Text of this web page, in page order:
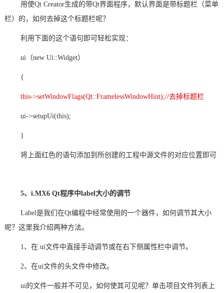
用使Qt Creator生成的带Qt界面程序，默认界面是带标题栏（菜单
栏）的，如何去掉这个标题栏呢？
利用下面的这个语句即可轻松实现：
ui（new Ui::Widget）
{
this->setWindowFlags(Qt::FramelessWindowHint);//去掉标题栏
ui->setupUi(this);
}
将上面红色的语句添加到所创建的工程中源文件的对应位置即可
5、i.MX6 Qt程序中label大小的调节
Label是我们在Qt编程中经常使用的一个器件，如何调节其大小
呢？这里我介绍两种方法。
1、在.ui文件中直接手动调节或在右下侧属性栏中调节。
2、在ui文件的头文件中修改。
ui的文件一般并不可见，如何使其可见呢？单击项目文件列表上